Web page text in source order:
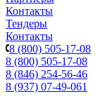
Контакты
Тендеры
Контакты
8 (800) 505-17-08
8 (800) 505-17-08
8 (846) 254-56-46
8 (937) 07-49-061